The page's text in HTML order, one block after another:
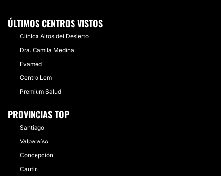
ÚLTIMOS CENTROS VISTOS
Clínica Altos del Desierto
Dra. Camila Medina
Evamed
Centro Lem
Premium Salud
PROVINCIAS TOP
Santiago
Valparaíso
Concepción
Cautín